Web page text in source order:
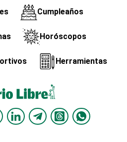
Cumpleaños
Horóscopos
Herramientas